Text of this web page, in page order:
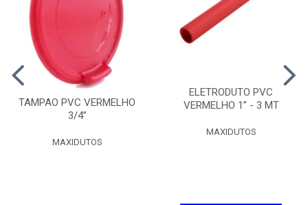
TAMPAO PVC VERMELHO
3/4”
MAXIDUTOS
ELETRODUTO PVC
VERMELHO 1” - 3 MT
MAXIDUTOS